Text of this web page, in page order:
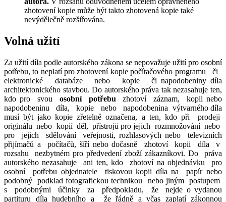
zhotovení kopie může být takto zhotovená kopie také
nevýdělečně rozšiřována.
Volná užití
Za užití díla podle autorského zákona se nepovažuje užití pro osobní
potřebu, to neplatí pro zhotovení kopie počítačového programu či
elektronické databáze nebo kopie či napodobeniny díla
architektonického stavbou. Do autorského práva tak nezasahuje ten,
kdo pro svou osobní potřebu zhotoví záznam, kopii nebo
napodobeninu díla, kopie nebo napodobenina výtvarného díla
musí být jako kopie zřetelně označena, a ten, kdo při prodeji
originálu nebo kopií děl, přístrojů pro jejich rozmnožování nebo
pro jejich sdělování veřejnosti, rozhlasových nebo televizních
přijímačů a počítačů, šíří nebo dočasně zhotoví kopii díla v
rozsahu nezbytném pro předvedení zboží zákazníkovi. Do práva
autorského nezasahuje ani ten, kdo zhotoví na objednávku pro
osobní potřebu objednatele tiskovou kopii díla na papír nebo
podobný podklad fotografickou technikou nebo jiným postupem
s podobnými účinky za předpokladu, že nejde o vydanou
partituru díla hudebního a že řádně a včas zaplatí zákonnou